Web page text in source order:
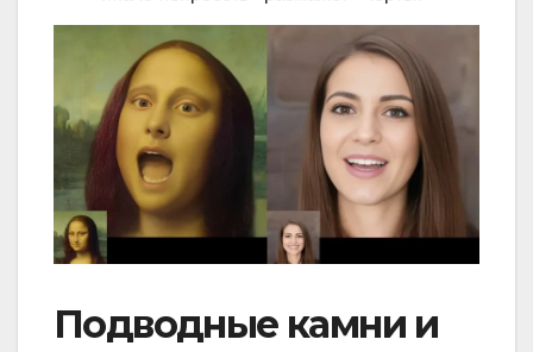
Подводные камни и